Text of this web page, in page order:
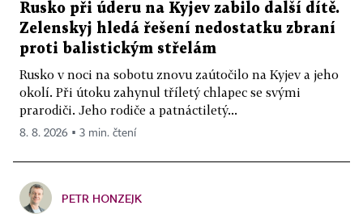
Rusko při úderu na Kyjev zabilo další dítě.
Zelenskyj hledá řešení nedostatku zbraní
proti balistickým střelám
Rusko v noci na sobotu znovu zaútočilo na Kyjev a jeho
okolí. Při útoku zahynul tříletý chlapec se svými
prarodiči. Jeho rodiče a patnáctiletý...
8. 8. 2026 ▪ 3 min. čtení
PETR HONZEJK